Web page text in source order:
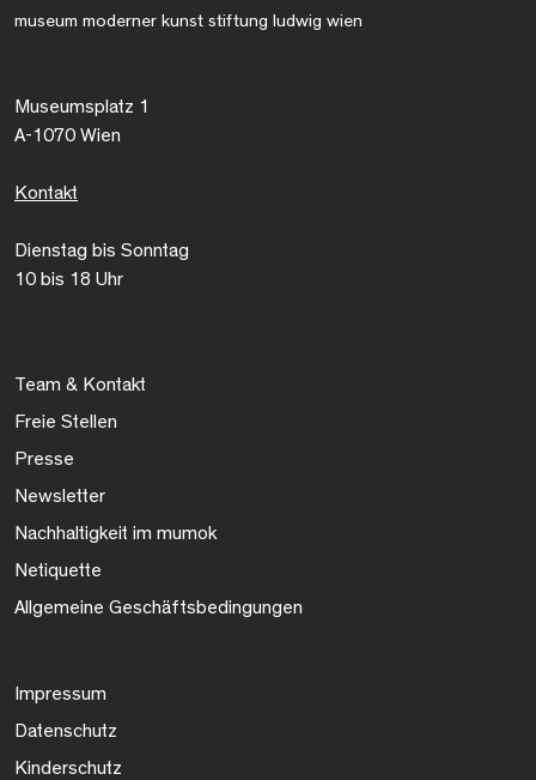
museum moderner kunst stiftung ludwig wien
Museumsplatz 1
A-1070 Wien
Kontakt
Dienstag bis Sonntag
10 bis 18 Uhr
Team & Kontakt
Freie Stellen
Presse
Newsletter
Nachhaltigkeit im mumok
Netiquette
Allgemeine Geschäftsbedingungen
Impressum
Datenschutz
Kinderschutz